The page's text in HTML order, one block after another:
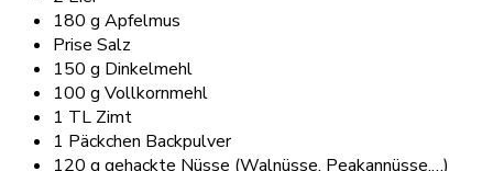
180 g Apfelmus
Prise Salz
150 g Dinkelmehl
100 g Vollkornmehl
1 TL Zimt
1 Päckchen Backpulver
120 g gehackte Nüsse (Walnüsse, Peakannüsse,…)